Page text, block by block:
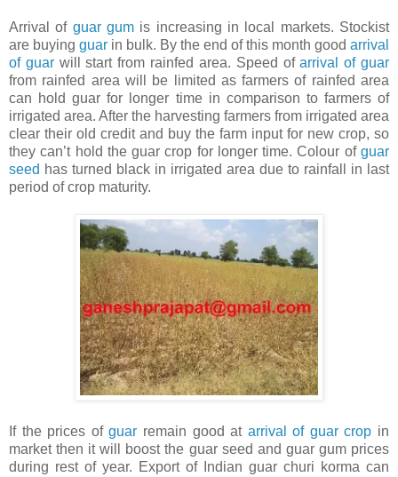
Arrival of guar gum is increasing in local markets. Stockist
are buying guar in bulk. By the end of this month good arrival
of guarwill start from rainfed area. Speed ofarrival of guar
from rainfed area will be limited as farmers of rainfed area
can hold guar for longer time in comparison to farmers of
irrigated area. After the harvesting farmers from irrigated area
clear their old credit and buy the farm input for new crop, so
they can’t hold the guar crop for longer time. Colour of guar
seed has turned black in irrigated area due to rainfall in last
period of crop maturity.
If the prices ofguar remain good at arrival of guar crop in
market then it will boost the guar seed and guar gum prices
during rest of year. Export of Indian guar churi korma can